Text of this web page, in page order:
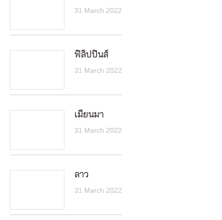
31 March 2022
ฟิลิปปินส์
31 March 2022
เมียนมา
31 March 2022
ลาว
31 March 2022